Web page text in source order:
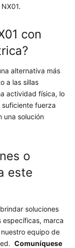
con
alternativa más
a las sillas
actividad física, lo
fuerza
una solución
o
este
soluciones
específicas, marca
equipo de
Comuníquese